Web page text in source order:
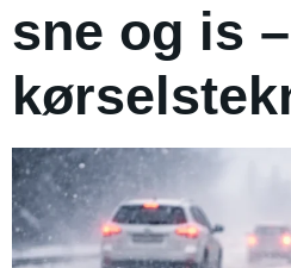
sne og is –